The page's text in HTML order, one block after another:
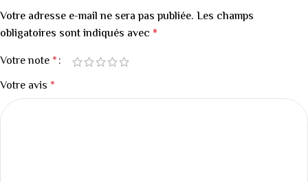
Votre adresse e-mail ne sera pas publiée. Les champs
obligatoires sont indiqués avec *
Votre note *
Votre avis *